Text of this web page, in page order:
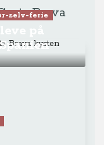
Brava
selv-ferie